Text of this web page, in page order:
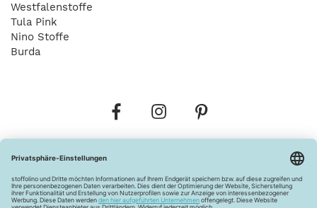
Westfalenstoffe
Tula Pink
Nino Stoffe
Burda
Widerrufsbelehrung Vertrag widerrufen